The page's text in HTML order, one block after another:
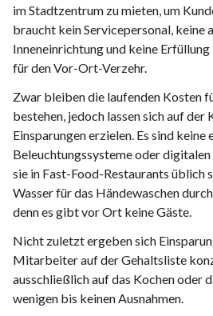
im Stadtzentrum zu mieten, um
braucht kein Servicepersonal, keine
Inneneinrichtung und keine
für den Vor-Ort-Verzehr.
Zwar bleiben die laufenden Kosten
bestehen, jedoch lassen sich auf der
Einsparungen erzielen. Es sind keine
Beleuchtungssysteme oder
sie in Fast-Food-Restaurants üblich
Wasser für das Händewaschen
denn es gibt vor Ort keine Gäste.
Nicht zuletzt ergeben sich
Mitarbeiter auf der Gehaltsliste
ausschließlich auf das Kochen oder
wenigen bis keinen Ausnahmen.